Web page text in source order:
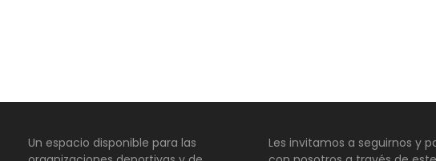
Un espacio disponible para las
Les invitamos a seguirnos y